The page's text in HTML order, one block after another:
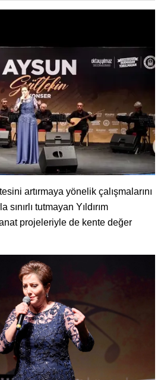
artırmaya yönelik çalışmalarını
sınırlı tutmayan Yıldırım
projeleriyle de kente değer